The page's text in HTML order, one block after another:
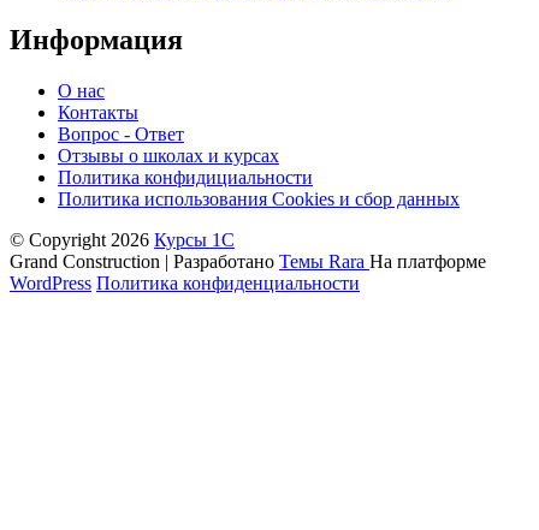
Информация
О нас
Контакты
Вопрос - Ответ
Отзывы о школах и курсах
Политика конфидициальности
Политика использования Cookies и сбор данных
© Copyright 2026 Курсы 1С
Grand Construction | Разработано Темы Rara На платформе
WordPress Политика конфиденциальности